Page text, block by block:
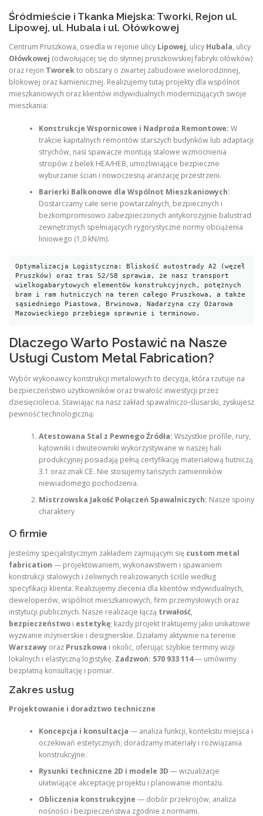
Śródmieście i Tkanka Miejska: Tworki, Rejon ul.
Lipowej, ul. Hubala i ul. Ołówkowej
Centrum Pruszkowa, osiedla w rejonie ulicy Lipowej, ulicy Hubala, ulicy
Ołówkowej (odwołującej się do słynnej pruszkowskiej fabryki ołówków)
oraz rejon Tworekto obszary o zwartej zabudowie wielorodzinnej,
blokowej oraz kamienicznej. Realizujemy tutaj projekty dla wspólnot
mieszkaniowych oraz klientów indywidualnych modernizujących swoje
mieszkania:
Konstrukcje Wspornicowe i Nadproża Remontowe: W
trakcie kapitalnych remontów starszych budynków lub adaptacji
strychów, nasi spawacze montują stalowe wzmocnienia
stropów z belek HEA/HEB, umożliwiające bezpieczne
wyburzanie ścian i nowoczesną aranżację przestrzeni.
Barierki Balkonowe dla Wspólnot Mieszkaniowych:
Dostarczamy całe serie powtarzalnych, bezpiecznych i
bezkompromisowo zabezpieczonych antykorozyjnie balustrad
zewnętrznych spełniających rygorystyczne normy obciążenia
liniowego (1,0 kN/m).
Optymalizacja Logistyczna: Bliskość autostrady A2 (węzeł
Pruszków) oraz tras S2/S8 sprawia, że nasz transport
wielkogabarytowych elementów konstrukcyjnych, potężnych
bram i ram hutniczych na teren całego Pruszkowa, a także
sąsiedniego Piastowa, Brwinowa, Nadarzyna czy Ożarowa
Dlaczego Warto Postawić na Nasze
Usługi Custom Metal Fabrication?
Wybór wykonawcy konstrukcji metalowych to decyzja, która rzutuje na
bezpieczeństwo użytkowników oraz trwałość inwestycji przez
dziesięciolecia. Stawiając na nasz zakład spawalniczo-ślusarski, zyskujesz
pewność technologiczną:
Atestowana Stal z Pewnego Źródła: Wszystkie profile, rury,
kątowniki i dwuteowniki wykorzystywane w naszej hali
produkcyjnej posiadają pełną certyfikację materiałową hutniczą
3.1 oraz znak CE. Nie stosujemy tańszych zamienników
niewiadomego pochodzenia.
Mistrzowska Jakość Połączeń Spawalniczych: Nasze spoiny
charaktery
O firmie
Jesteśmy specjalistycznym zakładem zajmującym się custom metal
fabrication — projektowaniem, wykonawstwem i spawaniem
konstrukcji stalowych i żeliwnych realizowanych ściśle według
specyfikacji klienta. Realizujemy zlecenia dla klientów indywidualnych,
deweloperów, wspólnot mieszkaniowych, firm przemysłowych oraz
instytucji publicznych. Nasze realizacje łączą trwałość,
bezpieczeństwo i estetykę; każdy projekt traktujemy jako unikatowe
wyzwanie inżynierskie i designerskie. Działamy aktywnie na terenie
Warszawy oraz Pruszkowa i okolic, oferując szybkie terminy wizji
lokalnych i elastyczną logistykę. Zadzwoń: 570 933 114— umówimy
bezpłatną konsultację i pomiar.
Zakres usług
Projektowanie i doradztwo techniczne
Koncepcja i konsultacja — analiza funkcji, kontekstu miejsca i
oczekiwań estetycznych; doradzamy materiały i rozwiązania
konstrukcyjne.
Rysunki techniczne 2D i modele 3D — wizualizacje
ułatwiające akceptację projektu i planowanie montażu.
Obliczenia konstrukcyjne — dobór przekrojów, analiza
nośności i bezpieczeństwa zgodnie z normami.